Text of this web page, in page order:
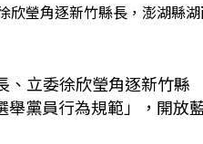
欣瑩角逐新竹縣長，澎湖縣
、立委徐欣瑩角逐新竹縣
舉黨員行為規範」，開放